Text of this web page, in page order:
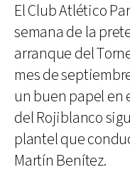
El Club Atlético
semana de la
arranque del
mes de
un buen papel en
del Rojiblanco
plantel que
Martín Benítez.